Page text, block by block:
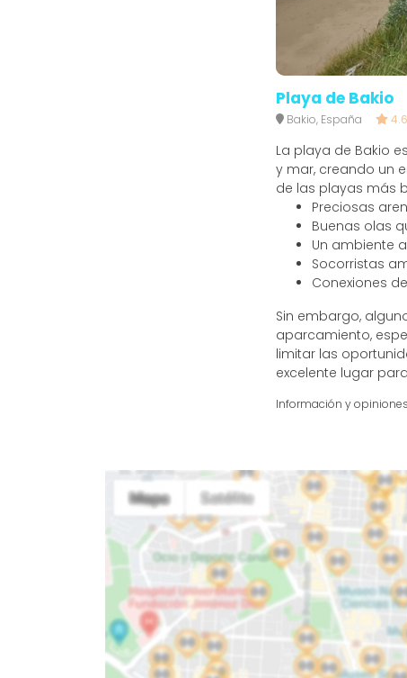
Playa de Bakio
Bakio, España 4.6
La playa de Bakio
y mar, creando un
de las playas más
Preciosas
Buenas olas
Un ambiente
Socorristas
Conexiones
Sin embargo,
aparcamiento,
limitar las
excelente lugar
Información y opiniones